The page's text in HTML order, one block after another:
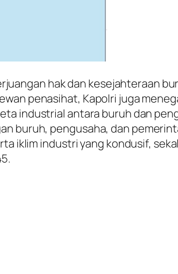
hak dan kesejahteraan
penasihat, Kapolri juga
industrial antara buruh dan
buruh, pengusaha, dan
iklim industri yang kondusif,